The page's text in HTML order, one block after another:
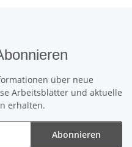
über neue
Arbeitsblätter und aktuelle
erhalten.
Abonnieren